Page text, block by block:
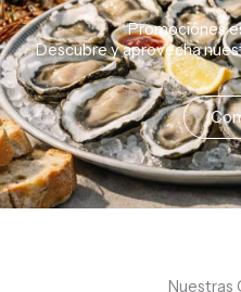
Promociones
Descubreyaprovecha
Nuestras